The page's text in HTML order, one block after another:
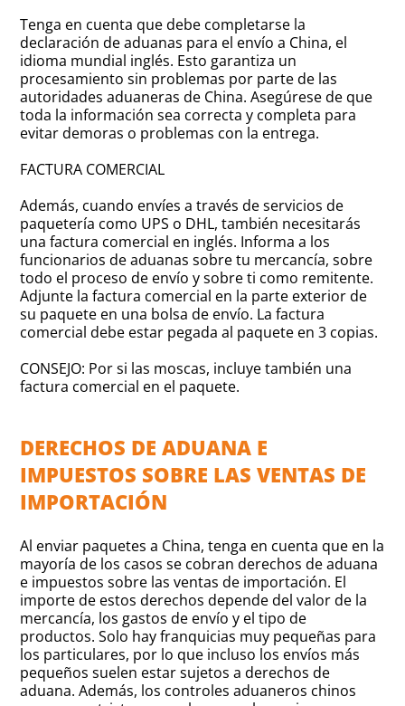
Tenga en cuenta que debe completarse la
declaración de aduanas para el envío a China, el
idioma mundial inglés. Esto garantiza un
procesamiento sin problemas por parte de las
autoridades aduaneras de China. Asegúrese de que
toda la información sea correcta y completa para
evitar demoras o problemas con la entrega.
FACTURA COMERCIAL
Además, cuando envíes a través de servicios de
paquetería como UPS o DHL, también necesitarás
una factura comercial en inglés. Informa a los
funcionarios de aduanas sobre tu mercancía, sobre
todo el proceso de envío y sobre ti como remitente.
Adjunte la factura comercial en la parte exterior de
su paquete en una bolsa de envío. La factura
comercial debe estar pegada al paquete en 3 copias.
CONSEJO: Por si las moscas, incluye también una
factura comercial en el paquete.
DERECHOS DE ADUANA E
IMPUESTOS SOBRE LAS VENTAS DE
IMPORTACIÓN
Al enviar paquetes a China, tenga en cuenta que en la
mayoría de los casos se cobran derechos de aduana
e impuestos sobre las ventas de importación. El
importe de estos derechos depende del valor de la
mercancía, los gastos de envío y el tipo de
productos. Solo hay franquicias muy pequeñas para
los particulares, por lo que incluso los envíos más
pequeños suelen estar sujetos a derechos de
aduana. Además, los controles aduaneros chinos